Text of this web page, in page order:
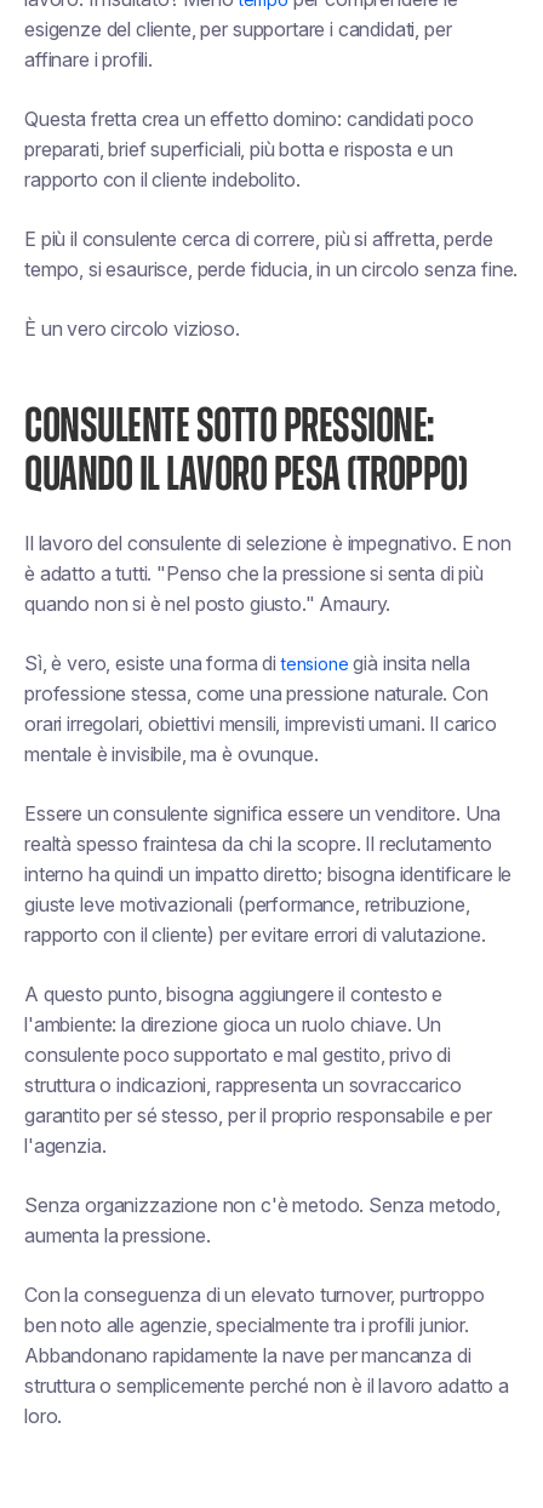
esigenze del cliente, per supportare i candidati, per
affinare i profili.
Questa fretta crea un effetto domino: candidati poco
preparati, brief superficiali, più botta e risposta e un
rapporto con il cliente indebolito.
E più il consulente cerca di correre, più si affretta, perde
tempo, si esaurisce, perde fiducia, in un circolo senza fine.
È un vero circolo vizioso.
CONSULENTE SOTTO PRESSIONE:
QUANDO IL LAVORO PESA (TROPPO)
Il lavoro del consulente di selezione è impegnativo. E non
è adatto a tutti. "Penso che la pressione si senta di più
quando non si è nel posto giusto." Amaury.
Sì, è vero, esiste una forma ditensione già insita nella
professione stessa, come una pressione naturale. Con
orari irregolari, obiettivi mensili, imprevisti umani. Il carico
mentale è invisibile, ma è ovunque.
Essere un consulente significa essere un venditore. Una
realtà spesso fraintesa da chi la scopre. Il reclutamento
interno ha quindi un impatto diretto; bisogna identificare le
giuste leve motivazionali (performance, retribuzione,
rapporto con il cliente) per evitare errori di valutazione.
A questo punto, bisogna aggiungere il contesto e
l'ambiente: la direzione gioca un ruolo chiave. Un
consulente poco supportato e mal gestito, privo di
struttura o indicazioni, rappresenta un sovraccarico
garantito per sé stesso, per il proprio responsabile e per
l'agenzia.
Senza organizzazione non c'è metodo. Senza metodo,
aumenta la pressione.
Con la conseguenza di un elevato turnover, purtroppo
ben noto alle agenzie, specialmente tra i profili junior.
Abbandonano rapidamente la nave per mancanza di
struttura o semplicemente perché non è il lavoro adatto a
loro.